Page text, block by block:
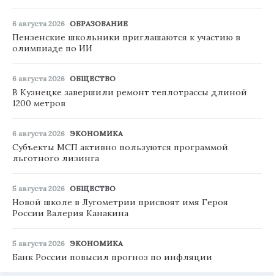
6 августа 2026 ОБРАЗОВАНИЕ
Пензенские школьники приглашаются к участию в
олимпиаде по ИИ
6 августа 2026 ОБЩЕСТВО
В Кузнецке завершили ремонт теплотрассы длиной
1200 метров
6 августа 2026 ЭКОНОМИКА
Субъекты МСП активно пользуются программой
льготного лизинга
5 августа 2026 ОБЩЕСТВО
Новой школе в Лугометрии присвоят имя Героя
России Валерия Канакина
5 августа 2026 ЭКОНОМИКА
Банк России повысил прогноз по инфляции